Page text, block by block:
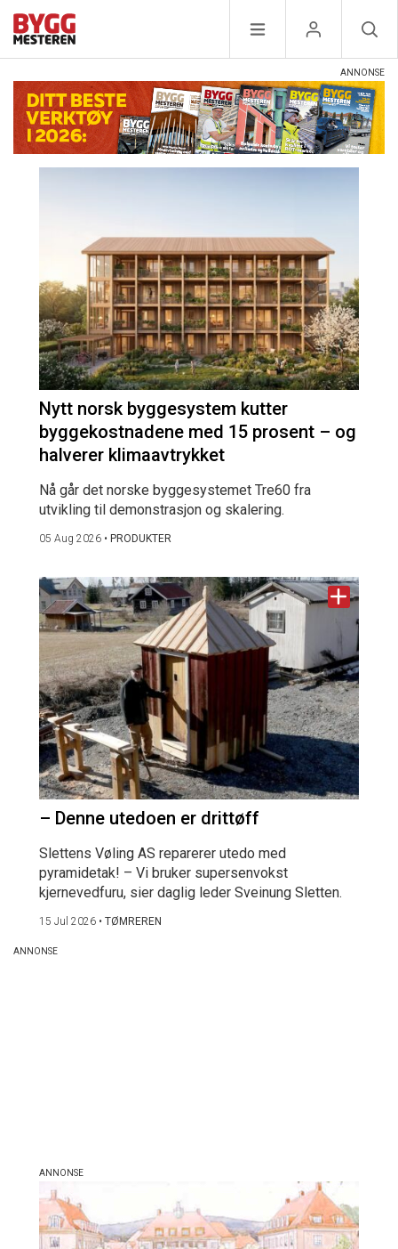
Nytt norsk byggesystem kutter
byggekostnadene med 15 prosent – og
halverer klimaavtrykket
Nå går det norske byggesystemet Tre60 fra
utvikling til demonstrasjon og skalering.
05 Aug 2026 • PRODUKTER
– Denne utedoen er drittøff
Slettens Vøling AS reparerer utedo med
pyramidetak! – Vi bruker supersenvokst
kjernevedfuru, sier daglig leder Sveinung Sletten.
15 Jul 2026 • TØMREREN